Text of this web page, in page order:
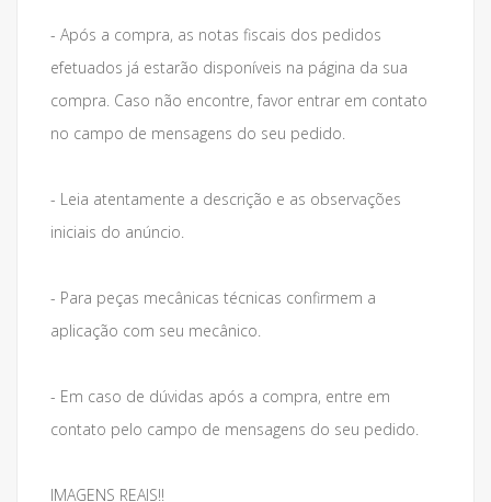
- Após a compra, as notas fiscais dos pedidos
efetuados já estarão disponíveis na página da sua
compra. Caso não encontre, favor entrar em contato
no campo de mensagens do seu pedido.
- Leia atentamente a descrição e as observações
iniciais do anúncio.
- Para peças mecânicas técnicas confirmem a
aplicação com seu mecânico.
- Em caso de dúvidas após a compra, entre em
contato pelo campo de mensagens do seu pedido.
IMAGENS REAIS!!